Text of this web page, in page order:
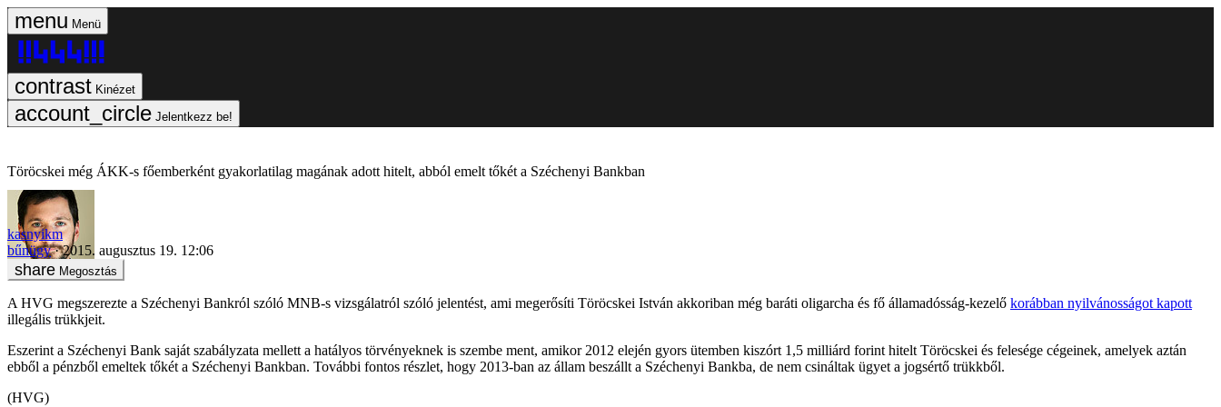
Menü
Kinézet
Jelentkezz be!
Töröcskei még ÁKK-s főemberként gyakorlatilag magának adott hitelt, abból emelt tőkét a Széchenyi Bankban
kasnyikm
bűnügy
2015. augusztus 19. 12:06
Megosztás
A HVG megszerezte a Széchenyi Bankról szóló MNB-s vizsgálatról szóló jelentést, ami megerősíti Töröcskei István akkoriban még baráti oligarcha és fő államadósság-kezelő korábban nyilvánosságot kapott
illegális trükkjeit.
Eszerint a Széchenyi Bank saját szabályzata mellett a hatályos törvényeknek is szembe ment, amikor 2012 elején gyors ütemben kiszórt 1,5 milliárd forint hitelt Töröcskei és felesége cégeinek, amelyek aztán
ebből a pénzből emeltek tőkét a Széchenyi Bankban. További fontos részlet, hogy 2013-ban az állam beszállt a Széchenyi Bankba, de nem csináltak ügyet a jogsértő trükkből.
(HVG)